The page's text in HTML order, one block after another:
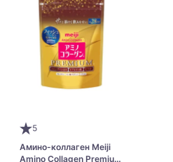
5
Амино-коллаген Meiji
Amino Collagen Premium